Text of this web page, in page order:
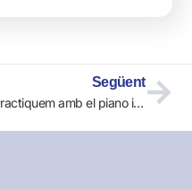
Següent
Practiquem amb el piano i la guitarra